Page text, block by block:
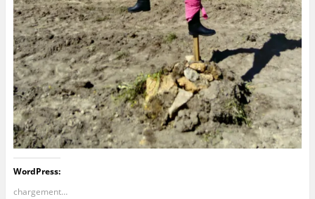
WordPress:
chargement…